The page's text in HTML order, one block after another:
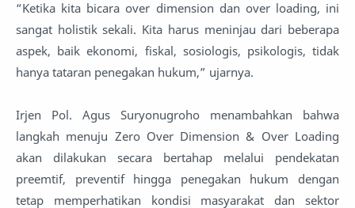
“Ketika kita bicara over dimension dan over loading, ini
sangat holistik sekali. Kita harus meninjau dari beberapa
aspek, baik ekonomi, fiskal, sosiologis, psikologis, tidak
hanya tataran penegakan hukum,” ujarnya.
Irjen Pol. Agus Suryonugroho menambahkan bahwa
langkah menuju Zero Over Dimension & Over Loading
akan dilakukan secara bertahap melalui pendekatan
preemtif, preventif hingga penegakan hukum dengan
tetap memperhatikan kondisi masyarakat dan sektor